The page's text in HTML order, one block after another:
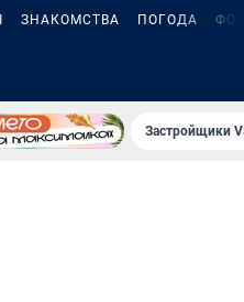
ЗНАКОМСТВА ПОГОДА
Застройщики